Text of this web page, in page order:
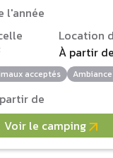
l'année
Location
À partir de
acceptés
de
Voir le camping